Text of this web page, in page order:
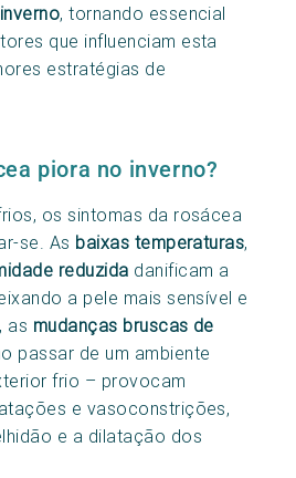
, tornando essencial
que influenciam esta
estratégias de
piora no inverno?
os sintomas da rosácea
se. As baixas temperaturas,
reduzida danificam a
a pele mais sensível e
as mudanças bruscas de
passar de um ambiente
frio – provocam
e vasoconstrições,
e a dilatação dos